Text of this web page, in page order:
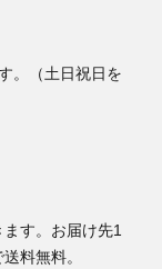
。（土日祝日を
す。お届け先1
料無料。